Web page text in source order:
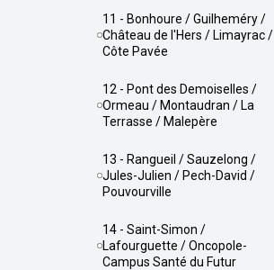
11 - Bonhoure / Guilheméry /
Château de l'Hers / Limayrac /
Côte Pavée
12 - Pont des Demoiselles /
Ormeau / Montaudran / La
Terrasse / Malepère
13 - Rangueil / Sauzelong /
Jules-Julien / Pech-David /
Pouvourville
14 - Saint-Simon /
Lafourguette / Oncopole-
Campus Santé du Futur